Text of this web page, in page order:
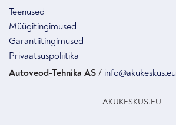
Teenused
Müügitingimused
Garantiitingimused
Privaatsuspoliitika
Autoveod-Tehnika AS / info@akukeskus.eu
AKUKESKUS.EU